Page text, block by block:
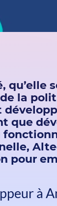
qu’elle
la
que
pour
à